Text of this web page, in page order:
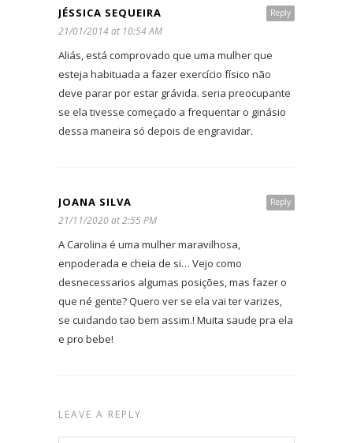
Reply
JÉSSICA SEQUEIRA
21/01/2014 at 10:54 AM
Aliás, está comprovado que uma mulher que
esteja habituada a fazer exercício físico não
deve parar por estar grávida. seria preocupante
se ela tivesse começado a frequentar o ginásio
dessa maneira só depois de engravidar.
Reply
JOANA SILVA
21/11/2020 at 2:55 PM
A Carolina é uma mulher maravilhosa,
enpoderada e cheia de si… Vejo como
desnecessarios algumas posições, mas fazer o
que né gente? Quero ver se ela vai ter varizes,
se cuidando tao bem assim.! Muita saude pra ela
e pro bebe!
LEAVE A REPLY